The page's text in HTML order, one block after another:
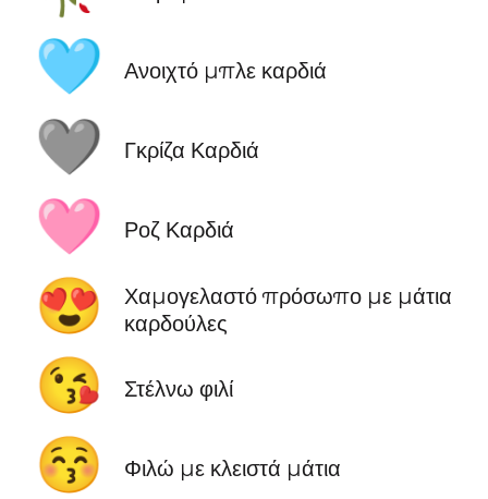
🩵 Ανοιχτό μπλε καρδιά
🩶 Γκρίζα Καρδιά
🩷 Ροζ Καρδιά
😍
Χαμογελαστό πρόσωπο με μάτια
καρδούλες
😘 Στέλνω φιλί
😚 Φιλώ με κλειστά μάτια